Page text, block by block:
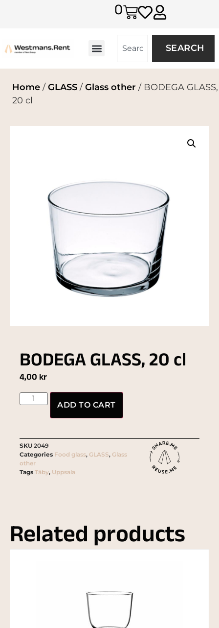
0
SEARCH
Home / GLASS / Glass other / BODEGA GLASS,
20 cl
BODEGA GLASS, 20 cl
4,00 kr
ADD TO CART
SKU 2049
Categories Food glass, GLASS, Glass
other
Tags Täby, Uppsala
Related products